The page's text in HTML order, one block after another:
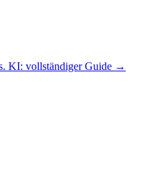
KI: vollständiger Guide →